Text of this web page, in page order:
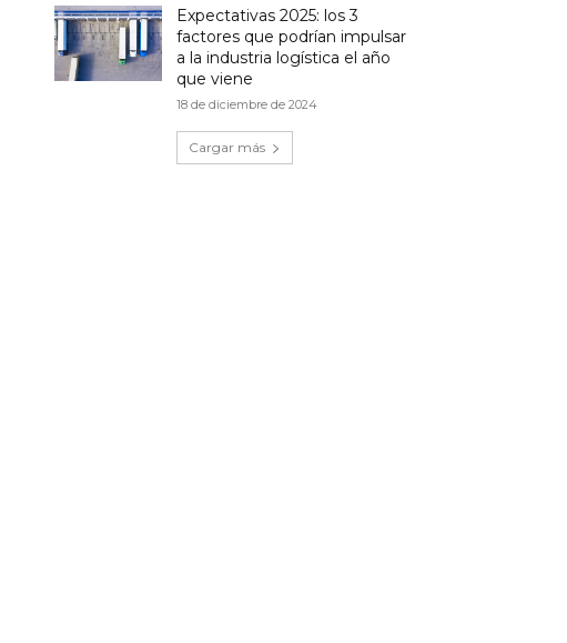
Expectativas 2025: los 3
factores que podrían impulsar
a la industria logística el año
que viene
18 de diciembre de 2024
Cargar más